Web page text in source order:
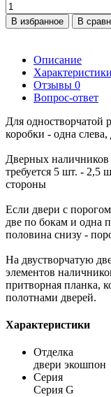
В избранное
В
Описание
Характеристики
Отзывы 0
Вопрос-ответ
Для одностворчатой
коробки - одна слева,
Дверных наличников
требуется 5 шт. - 2,5
стороны
Если двери с
две по бокам и одна
половина снизу -
На двустворчатую
элементов
притворная планка,
полотнами дверей.
Характеристики
Отделка
двери экошпон
Серия
Серия G